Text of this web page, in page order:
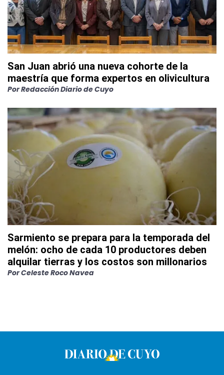
San Juan abrió una nueva cohorte de la
maestría que forma expertos en olivicultura
PorRedacción Diario de Cuyo
Sarmiento se prepara para la temporada del
melón: ocho de cada 10 productores deben
alquilar tierras y los costos son millonarios
PorCeleste Roco Navea